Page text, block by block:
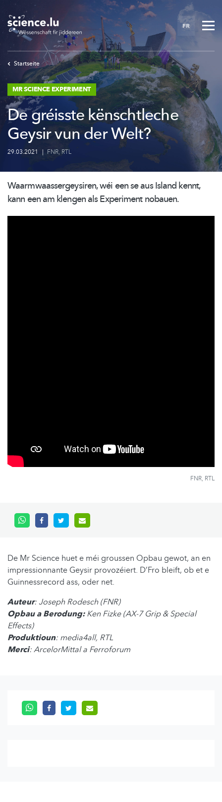
to
main
content
FR
Startseite
MR SCIENCE EXPERIMENT
De gréisste kënschtleche
Geysir vun der Welt?
29.03.2021 | FNR, RTL
Waarmwaassergeysiren,wéi een se aus Island kennt,
kann een am klengen als Experiment nobauen.
FNR, RTL
De Mr Science huet e méi groussen Opbau gewot, an en
impressionnante Geysir provozéiert. D’Fro bleift, ob et e
Guinnessrecord ass, oder net.
Auteur: Joseph Rodesch (FNR)
Opbau a Berodung:Ken Fizke (AX-7 Grip & Special
Effects)
Produktioun: media4all, RTL
Merci: ArcelorMittal a Ferroforum